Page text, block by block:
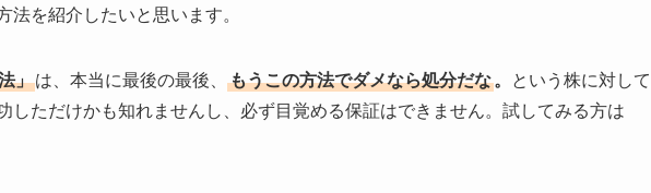
法を紹介したいと思います。
」は、本当に最後の最後、 もうこの方法でダメなら処分だな。
という株に対して
しただけかも知れませんし、必ず目覚める保証はできません。試してみる方は